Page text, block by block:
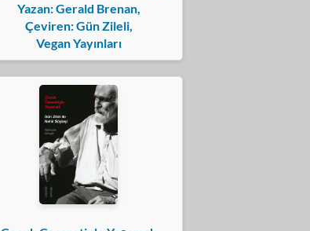
Yazan: Gerald Brenan,
Çeviren: Gün Zileli,
Vegan Yayınları